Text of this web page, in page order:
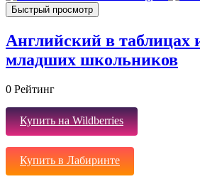
Быстрый просмотр
Английский в таблицах
младших школьников
0 Рейтинг
Купить на Wildberries
Купить в Лабиринте